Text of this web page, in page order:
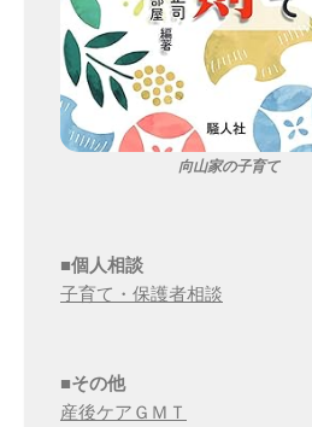
向山家の子育て
■個人相談
子育て・保護者相談
■その他
産後ケアＧＭＴ